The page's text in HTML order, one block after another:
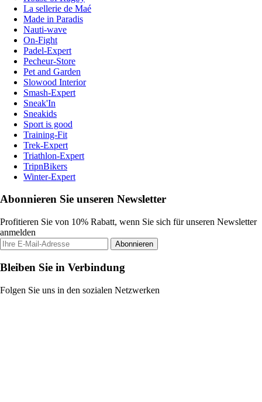
La sellerie de Maé
Made in Paradis
Nauti-wave
On-Fight
Padel-Expert
Pecheur-Store
Pet and Garden
Slowood Interior
Smash-Expert
Sneak'In
Sneakids
Sport is good
Training-Fit
Trek-Expert
Triathlon-Expert
TripnBikers
Winter-Expert
Abonnieren Sie unseren Newsletter
Profitieren Sie von 10% Rabatt, wenn Sie sich für unseren Newsletter
anmelden
Abonnieren
Bleiben Sie in Verbindung
Folgen Sie uns in den sozialen Netzwerken